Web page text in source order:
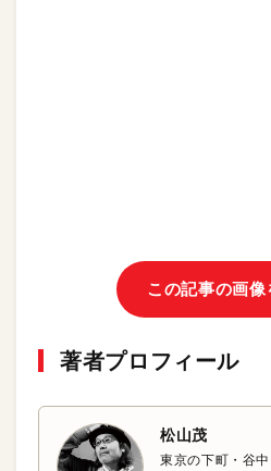
この記事の画像
著者プロフィール
松山茂
東京の下町・谷